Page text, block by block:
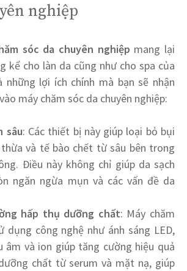
nghiệp
sóc da chuyên nghiệp mang lại
kể cho làn da cũng như cho spa của
những lợi ích chính mà bạn sẽ nhận
máy chăm sóc da chuyên nghiệp:
sâu: Các thiết bị này giúp loại bỏ bụi
thừa và tế bào chết từ sâu bên trong
Điều này không chỉ giúp da sạch
ngăn ngừa mụn và các vấn đề da
hấp thụ dưỡng chất: Máy chăm
dụng công nghệ như ánh sáng LED,
âm và ion giúp tăng cường hiệu quả
chất từ serum và mặt nạ, giúp